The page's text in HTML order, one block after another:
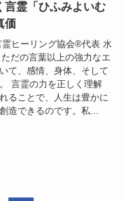
言霊「ひふみよいむ
価
ヒーリング協会®代表 水
だの言葉以上の強力なエ
て、感情、身体、そして
言霊の力を正しく理解
ることで、人生は豊かに
造できるのです。私...